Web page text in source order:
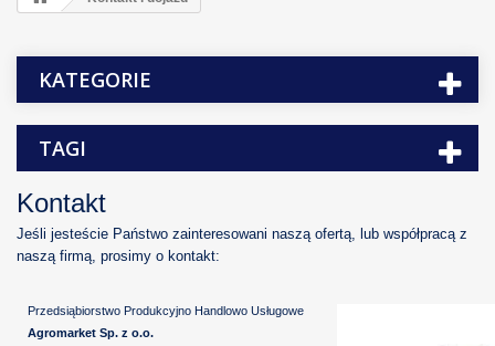
KATEGORIE
TAGI
Kontakt
Jeśli jesteście Państwo zainteresowani naszą ofertą, lub współpracą z
naszą firmą, prosimy o kontakt:
Przedsiąbiorstwo Produkcyjno Handlowo Usługowe
Agromarket Sp. z o.o.